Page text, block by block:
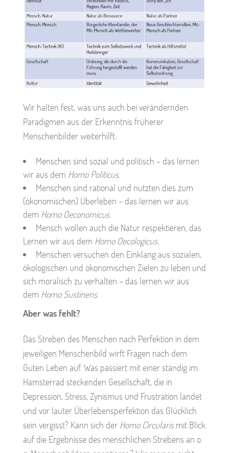
Wir halten fest, was uns auch bei verändernden
Paradigmen aus der Erkenntnis früherer
Menschenbilder weiterhilft:
Menschen sind sozial und politisch – das lernen
wir aus dem Homo Politicus.
Menschen sind rational und nutzten dies zum
(ökonomischen) Überleben – das lernen wir aus
dem Homo Oeconomicus.
Mensch wollen auch die Natur respektieren, das
Lernen wir aus dem Homo Oecologicus.
Menschen versuchen den Einklang aus sozialen,
ökologischen und ökonomischen Zielen zu leben und
sich moralisch zu verhalten – das lernen wir aus
dem Homo Sustinens.
Aber was fehlt?
Das Streben des Menschen nach Perfektion in dem
jeweiligen Menschenbild wirft Fragen nach dem
Guten Leben auf. Was passiert mit einer ständig im
Hamsterrad steckenden Gesellschaft, die in
Depression, Stress, Zynismus und Frustration landet
und vor lauter Überlebensperfektion das Glücklich
sein vergisst? Kann sich der Homo Circularismit Blick
auf die Ergebnisse des menschlichen Strebens an o.